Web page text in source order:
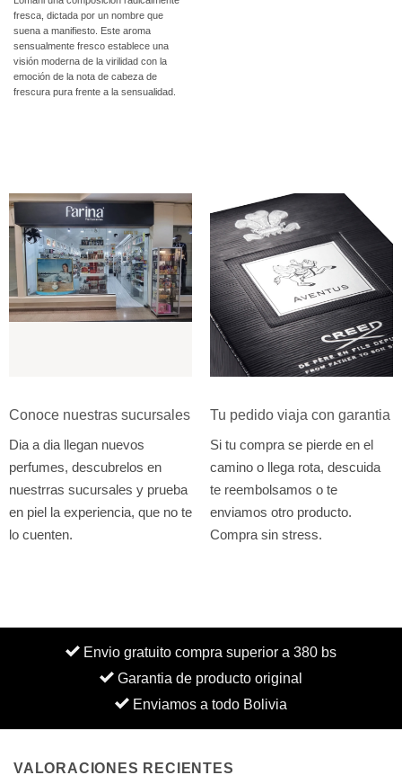
fresca, dictada por un nombre que
suena a manifiesto. Este aroma
sensualmente fresco establece una
visión moderna de la virilidad con la
emoción de la nota de cabeza de
frescura pura frente a la sensualidad.
Conoce nuestras sucursales
Dia a dia llegan nuevos
perfumes, descubrelos en
nuestrras sucursales y prueba
en piel la experiencia, que no te
lo cuenten.
Tu pedido viaja con garantia
Si tu compra se pierde en el
camino o llega rota, descuida
te reembolsamos o te
enviamos otro producto.
Compra sin stress.
Envio gratuito compra superior a 380 bs
Garantia de producto original
Enviamos a todo Bolivia
VALORACIONES RECIENTES